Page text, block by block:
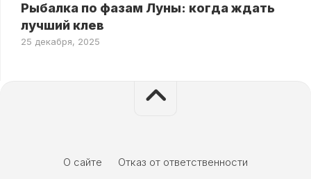
Рыбалка по фазам Луны: когда ждать
лучший клев
25 декабря, 2025
О сайте
Отказ от ответственности